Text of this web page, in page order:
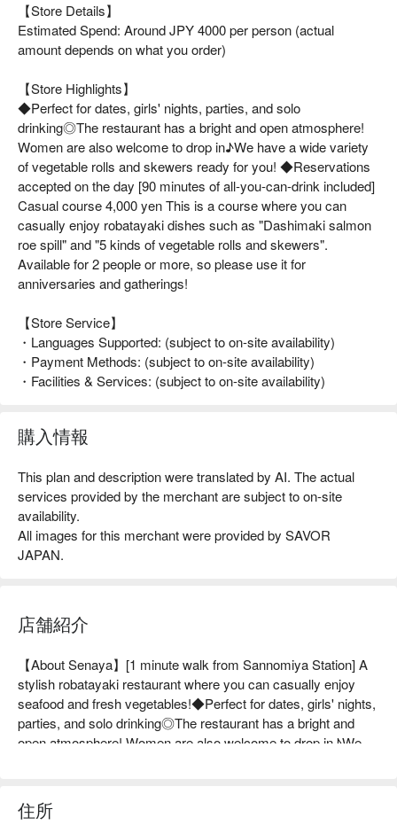
【Store Details】
Estimated Spend: Around JPY 4000 per person (actual
amount depends on what you order)
【Store Highlights】
◆Perfect for dates, girls' nights, parties, and solo
drinking◎The restaurant has a bright and open atmosphere!
Women are also welcome to drop in♪We have a wide variety
of vegetable rolls and skewers ready for you! ◆Reservations
accepted on the day [90 minutes of all-you-can-drink included]
Casual course 4,000 yen This is a course where you can
casually enjoy robatayaki dishes such as "Dashimaki salmon
roe spill" and "5 kinds of vegetable rolls and skewers".
Available for 2 people or more, so please use it for
anniversaries and gatherings!
【Store Service】
・Languages Supported: (subject to on-site availability)
・Payment Methods: (subject to on-site availability)
・Facilities & Services: (subject to on-site availability)
購入情報
This plan and description were translated by AI. The actual
services provided by the merchant are subject to on-site
availability.
All images for this merchant were provided by SAVOR
JAPAN.
店舗紹介
【About Senaya】[1 minute walk from Sannomiya Station] A
stylish robatayaki restaurant where you can casually enjoy
seafood and fresh vegetables!◆Perfect for dates, girls' nights,
parties, and solo drinking◎The restaurant has a bright and
open atmosphere! Women are also welcome to drop in♪We
you-can-drink included] Casual course 4,000 yen This is a
course where you can casually enjoy robatayaki dishes such
住所